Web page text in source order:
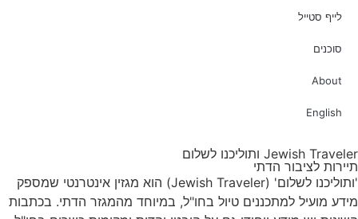
לייף סטייל
סוכנים
About
English
Jewish Traveler ותוליכנו לשלום
תיירות לציבור הדתי
'ותוליכנו לשלום' (Jewish Traveler) הוא מגזין אינטרנטי שמספק
מידע מועיל למתכננים טיול בחו"ל, במיוחד מהמגזר הדתי. בכתבות